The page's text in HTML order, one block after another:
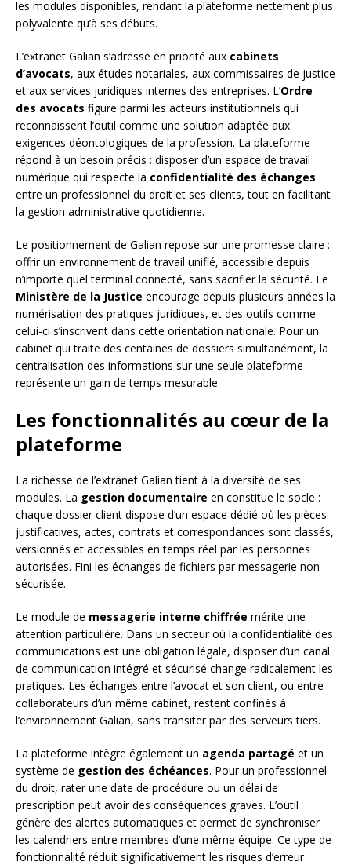
les modules disponibles, rendant la plateforme nettement plus
polyvalente qu’à ses débuts.
L’extranet Galian s’adresse en priorité aux cabinets
d’avocats, aux études notariales, aux commissaires de justice
et aux services juridiques internes des entreprises. L’Ordre
des avocats figure parmi les acteurs institutionnels qui
reconnaissent l’outil comme une solution adaptée aux
exigences déontologiques de la profession. La plateforme
répond à un besoin précis : disposer d’un espace de travail
numérique qui respecte la confidentialité des échanges
entre un professionnel du droit et ses clients, tout en facilitant
la gestion administrative quotidienne.
Le positionnement de Galian repose sur une promesse claire :
offrir un environnement de travail unifié, accessible depuis
n’importe quel terminal connecté, sans sacrifier la sécurité. Le
Ministère de la Justice encourage depuis plusieurs années la
numérisation des pratiques juridiques, et des outils comme
celui-ci s’inscrivent dans cette orientation nationale. Pour un
cabinet qui traite des centaines de dossiers simultanément, la
centralisation des informations sur une seule plateforme
représente un gain de temps mesurable.
Les fonctionnalités au cœur de la
plateforme
La richesse de l’extranet Galian tient à la diversité de ses
modules. La gestion documentaire en constitue le socle :
chaque dossier client dispose d’un espace dédié où les pièces
justificatives, actes, contrats et correspondances sont classés,
versionnés et accessibles en temps réel par les personnes
autorisées. Fini les échanges de fichiers par messagerie non
sécurisée.
Le module de messagerie interne chiffrée mérite une
attention particulière. Dans un secteur où la confidentialité des
communications est une obligation légale, disposer d’un canal
de communication intégré et sécurisé change radicalement les
pratiques. Les échanges entre l’avocat et son client, ou entre
collaborateurs d’un même cabinet, restent confinés à
l’environnement Galian, sans transiter par des serveurs tiers.
La plateforme intègre également un agenda partagé et un
système de gestion des échéances. Pour un professionnel
du droit, rater une date de procédure ou un délai de
prescription peut avoir des conséquences graves. L’outil
génère des alertes automatiques et permet de synchroniser
les calendriers entre membres d’une même équipe. Ce type de
fonctionnalité réduit significativement les risques d’erreur